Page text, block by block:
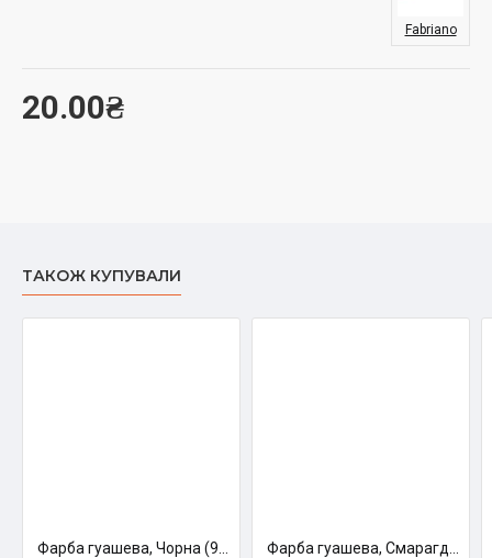
20.00₴
Fabriano
ТАКОЖ КУПУВАЛИ